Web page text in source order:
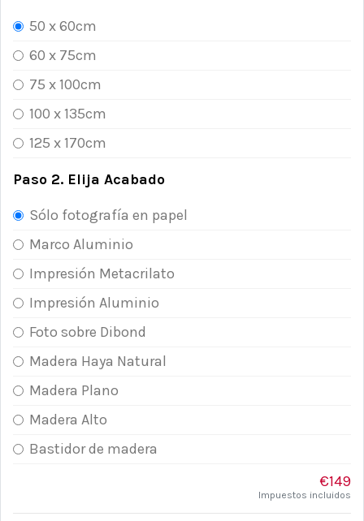
50 x 60cm
60 x 75cm
75 x 100cm
100 x 135cm
125 x 170cm
Paso 2. Elija Acabado
Sólo fotografía en papel
Marco Aluminio
Impresión Metacrilato
Impresión Aluminio
Foto sobre Dibond
Madera Haya Natural
Madera Plano
Madera Alto
Bastidor de madera
€149
Impuestos incluidos